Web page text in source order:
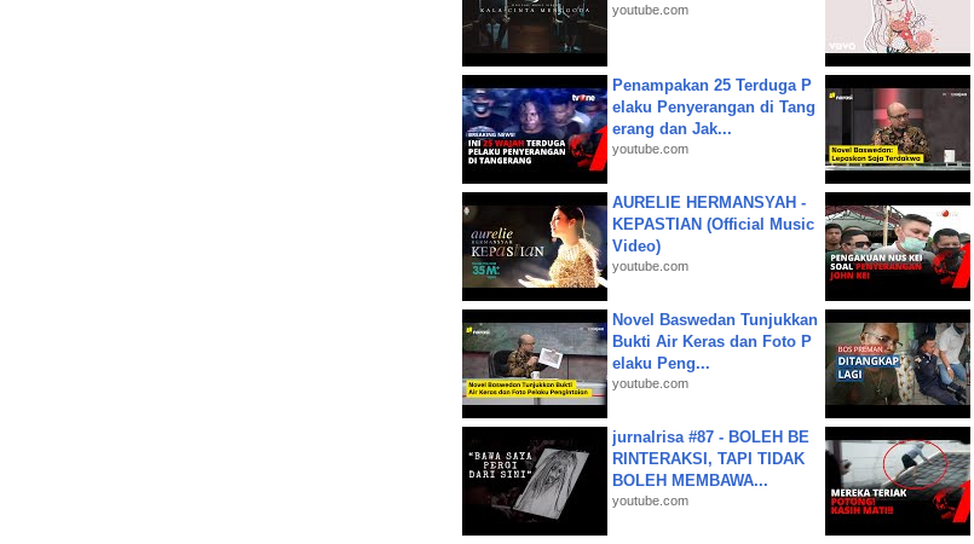
youtube.com
Penampakan 25 Terduga P
elaku Penyerangan di Tang
erang dan Jak...
youtube.com
AURELIE HERMANSYAH -
KEPASTIAN (Official Music
Video)
youtube.com
Novel Baswedan Tunjukkan
Bukti Air Keras dan Foto P
elaku Peng...
youtube.com
jurnalrisa #87 - BOLEH BE
RINTERAKSI, TAPI TIDAK
BOLEH MEMBAWA...
youtube.com